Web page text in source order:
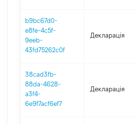
b9bc67d0-
e8fe-4c5f-
9eeb-
43fd75262c0f
Декларація
38cad3fb-
88da-4628-
a3f4-
6e9f7acf6ef7
Декларація